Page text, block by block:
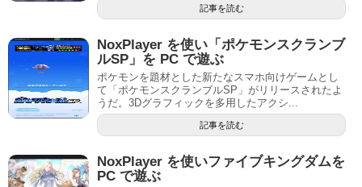
記事を読む
NoxPlayer を使い「ポケモンスクランブ
ルSP」を PC で遊ぶ
ポケモンを題材とした新たなスマホ向けゲームとし
て「ポケモンスクランブルSP」がリリースされたよ
うだ。3Dグラフィックを多用したアクシ...
記事を読む
NoxPlayer を使いファイブキングダムを
PC で遊ぶ